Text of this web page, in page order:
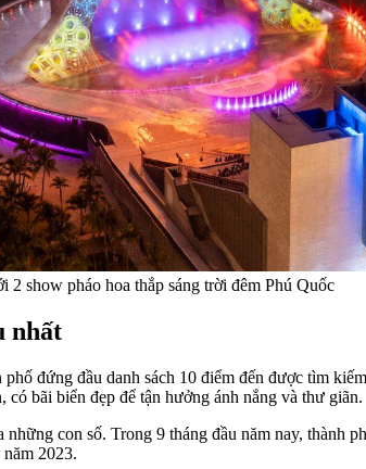
2 show pháo hoa thắp sáng trời đêm Phú Quốc
nhất
đứng đầu danh sách 10 điểm đến được tìm
bãi biển đẹp để tận hưởng ánh nắng và thư giãn.
con số. Trong 9 tháng đầu năm nay, thành
2023.